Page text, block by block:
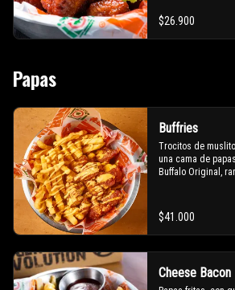
$26.900
Papas
Buffries
Trocitos de
una cama de
Buffalo Original,
$41.000
Cheese Bacon